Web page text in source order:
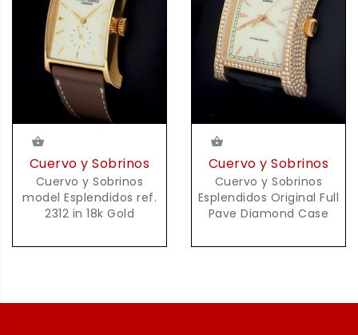
Cuervo y Sobrinos
Cuervo y Sobrinos
model Esplendidos ref.
2312 in 18k Gold
Cuervo y Sobrinos
Cuervo y Sobrinos
Esplendidos Original Full
Pave Diamond Case